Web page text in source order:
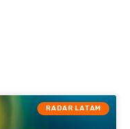
RADAR LATAM